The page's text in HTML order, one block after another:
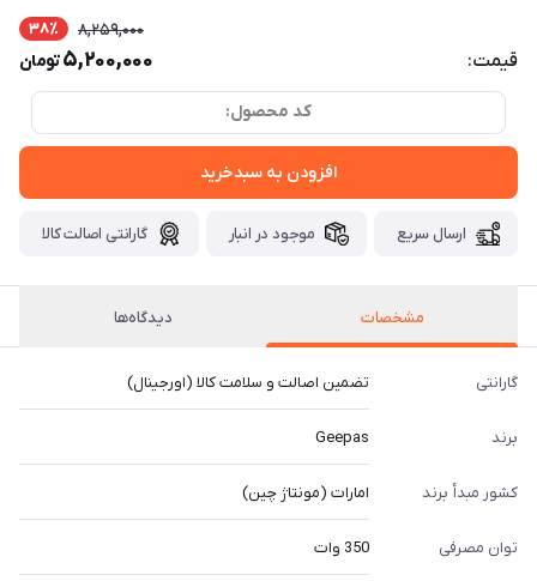
قیمت:
8,259,000 38٪
5,200,000تومان
کد محصول:
افزودن به سبدخرید
ارسال سریع موجود در انبار گارانتی اصالت کالا
مشخصات دیدگاه‌ها
گارانتی تضمین اصالت و سلامت کالا (اورجینال)
برند Geepas
کشور مبدأ برند امارات (مونتاژ چین)
توان مصرفی 350 وات